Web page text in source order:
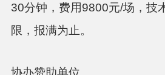
30分钟，费⽤9800元/场，技
限，报满为 ⽌。
协办赞助单位